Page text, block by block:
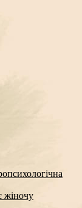
жіночу